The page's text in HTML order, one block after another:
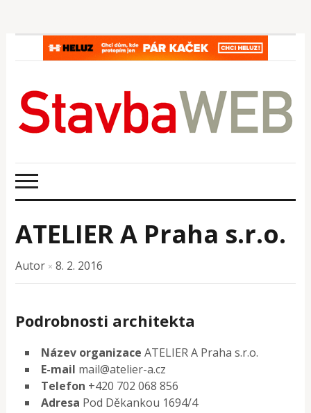
ATELIER A Praha s.r.o.
Autor × 8. 2. 2016
Podrobnosti architekta
Název organizace ATELIER A Praha s.r.o.
E-mail mail@atelier-a.cz
Telefon +420 702 068 856
Adresa Pod Děkankou 1694/4